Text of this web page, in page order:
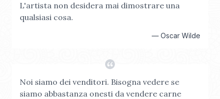
L'artista non desidera mai dimostrare una
qualsiasi cosa.
— Oscar Wilde
Noi siamo dei venditori. Bisogna vedere se
siamo abbastanza onesti da vendere carne